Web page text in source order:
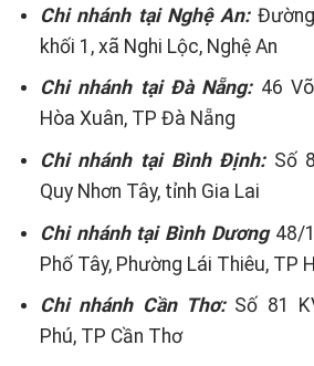
Chi nhánh tại Nghệ An:
khối 1, xã Nghi Lộc, Nghệ An
Chi nhánh tại Đà Nẵng:46 Võ
Hòa Xuân, TP Đà Nẵng
Chi nhánh tại Bình Định:Số
Quy Nhơn Tây, tỉnh Gia Lai
Chi nhánh tại Bình Dương 48/
Phố Tây, Phường Lái Thiêu, TP
Chi nhánh Cần Thơ:Số 81
Phú, TP Cần Thơ